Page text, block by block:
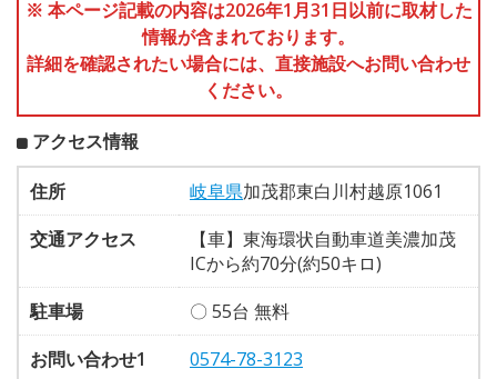
※ 本ページ記載の内容は2026年1月31日以前に取材した
情報が含まれております。
詳細を確認されたい場合には、直接施設へお問い合わせ
ください。
アクセス情報
住所 岐阜県加茂郡東白川村越原1061
交通アクセス
【車】東海環状自動車道美濃加茂
ICから約70分(約50キロ)
駐車場
〇 55台 無料
お問い合わせ1
0574-78-3123